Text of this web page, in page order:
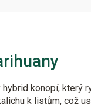
konopí, který
k listům, což